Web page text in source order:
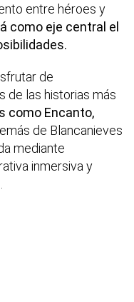
entre héroes y
como eje central el
de
de las historias más
como Encanto,
de Blancanieves
mediante
inmersiva y